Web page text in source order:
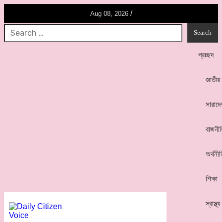
Aug 08, 2026 /
প্রচ্ছদ
জাতীয়
শিক্ষা
স্বাস্থ্য